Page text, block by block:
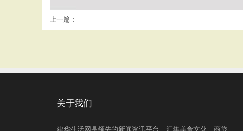
上一篇：
关于我们
建华生活网是领先的新闻资讯平台，汇集美食文化、商旅